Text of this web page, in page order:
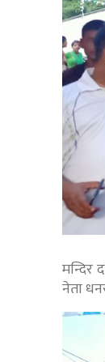
मन्दिर
नेता